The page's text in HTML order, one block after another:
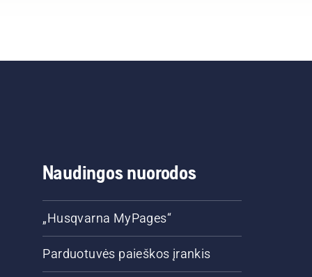
Naudingos nuorodos
„Husqvarna MyPages“
Parduotuvės paieškos įrankis